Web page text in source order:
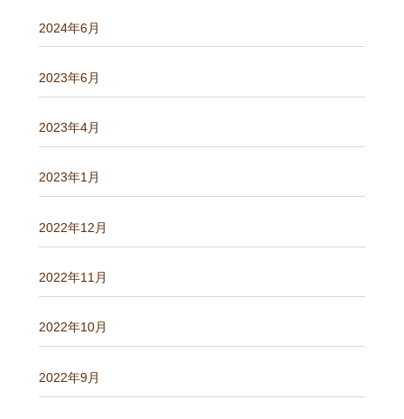
2024年6月
2023年6月
2023年4月
2023年1月
2022年12月
2022年11月
2022年10月
2022年9月